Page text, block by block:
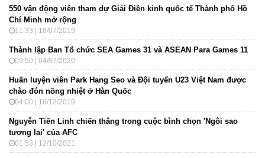
550 vận động viên tham dự Giải Điền kinh quốc tế Thành phố Hồ
Chí Minh mở rộng
11:33 | 18/07/2019
Thành lập Ban Tổ chức SEA Games 31 và ASEAN Para Games 11
09:50 | 04/07/2020
Huấn luyện viên Park Hang Seo và Đội tuyển U23 Việt Nam được
chào đón nồng nhiệt ở Hàn Quốc
04:00 | 16/12/2019
Nguyễn Tiến Linh chiến thắng trong cuộc bình chọn 'Ngôi sao
tương lai' của AFC
01:53 | 12/10/2021